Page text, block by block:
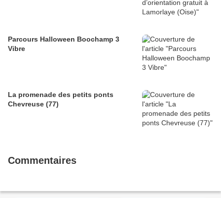
Parcours Halloween Boochamp 3
Vibre
La promenade des petits ponts
Chevreuse (77)
Commentaires